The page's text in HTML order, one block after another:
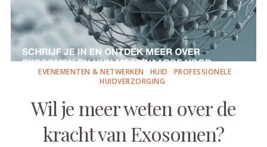
EVENEMENTEN & NETWERKEN HUID
PROFESSIONELE
HUIDVERZORGING
Wil je meer weten over de
kracht van Exosomen?